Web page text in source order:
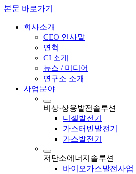
본문 바로가기
회사소개
CEO 인사말
연혁
CI 소개
뉴스 / 미디어
연구소 소개
사업분야
비상·상용발전솔루션
디젤발전기
가스터빈발전기
가스발전기
저탄소에너지솔루션
바이오가스발전사업